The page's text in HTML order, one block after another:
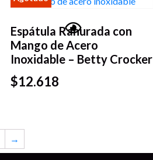
Espátula Ranurada con
Mango de Acero
Inoxidable – Betty Crocker
$12.618
Vista
rápida
→